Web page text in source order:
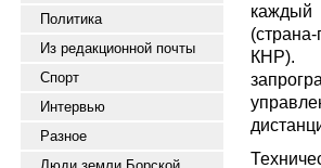
Политика
Из редакционной почты
Спорт
Интервью
Разное
каждый
КНР).